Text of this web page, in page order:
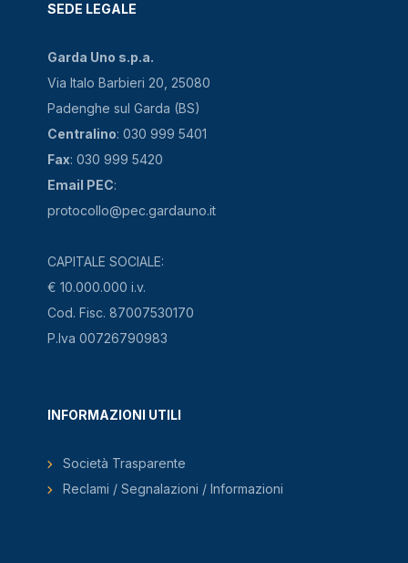
SEDE LEGALE
Garda Uno s.p.a.
Via Italo Barbieri 20, 25080
Padenghe sul Garda (BS)
Centralino: 030 999 5401
Fax: 030 999 5420
Email PEC:
protocollo@pec.gardauno.it
CAPITALE SOCIALE:
€ 10.000.000 i.v.
Cod. Fisc. 87007530170
P.Iva 00726790983
INFORMAZIONI UTILI
Società Trasparente
Reclami / Segnalazioni / Informazioni